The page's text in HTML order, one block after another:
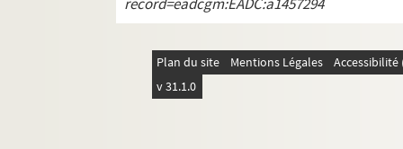
Plan du site Mentions Légales
v 31.1.0